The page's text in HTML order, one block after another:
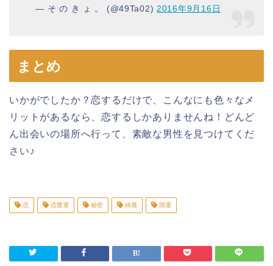
— そ の き ょ 。 (@49Ta02)2016年9月16日
まとめ
いかがでしたか？恋するだけで、こんなにも色々なメ
リットがあるなら、恋するしかありませんね！どんど
ん出会いの場所へ行って、素敵な男性を見つけてくだ
さい♪
恋 恋愛運 秘密 綺麗 開運